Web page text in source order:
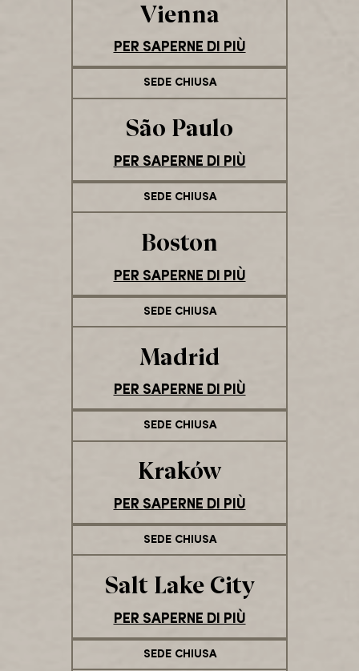
Vienna
PER SAPERNE DI PIÙ
SEDE CHIUSA
São Paulo
PER SAPERNE DI PIÙ
SEDE CHIUSA
Boston
PER SAPERNE DI PIÙ
SEDE CHIUSA
Madrid
PER SAPERNE DI PIÙ
SEDE CHIUSA
Kraków
PER SAPERNE DI PIÙ
SEDE CHIUSA
Salt Lake City
PER SAPERNE DI PIÙ
SEDE CHIUSA